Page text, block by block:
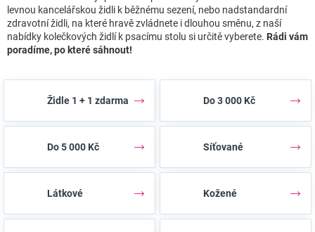
levnou kancelářskou židli k běžnému sezení, nebo nadstandardní
zdravotní židli, na které hravě zvládnete i dlouhou směnu, z naší
nabídky kolečkových židlí k psacímu stolu si určitě vyberete. Rádi vám
poradíme, po které sáhnout!
Židle 1 + 1 zdarma Do 3 000 Kč
Do 5 000 Kč Síťované
Látkové Kožené